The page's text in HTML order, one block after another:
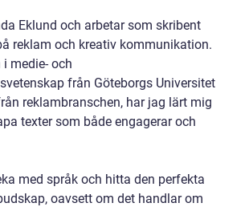
Eklund och arbetar som skribent
reklam och kreativ kommunikation.
i medie- och
från Göteborgs Universitet
reklambranschen, har jag lärt mig
texter som både engagerar och
med språk och hitta den perfekta
oavsett om det handlar om